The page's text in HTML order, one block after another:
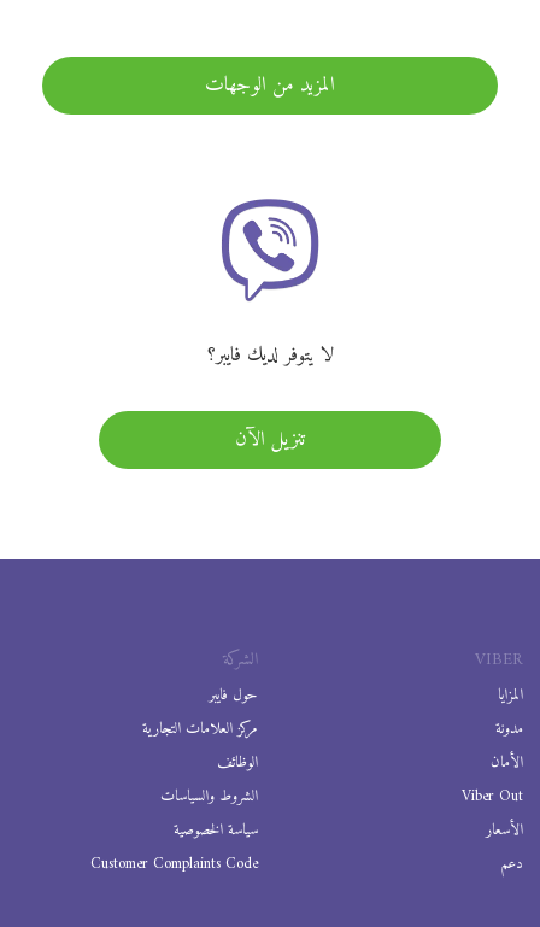
المزيد من الوجهات
لا يتوفر لديك فايبر؟
تنزيل الآن
VIBER
المزايا
مدونة
الأمان
Viber Out
الأسعار
دعم
الشركة
حول فايبر
مركز العلامات التجارية
الوظائف
الشروط والسياسات
سياسة الخصوصية
Customer Complaints Code